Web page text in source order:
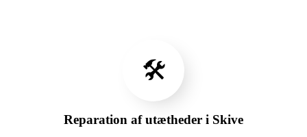
🛠️
Reparation af utætheder i Skive